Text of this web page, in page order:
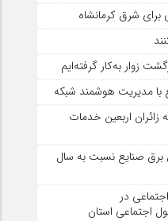
شرق کرمانشاه
زوار به‌کار گرفته‌ایم
مدیریت هوشمند شبکه
زائران اربعین خدمات
برق صنایع نسبت به سال
در
اجتماعی استان